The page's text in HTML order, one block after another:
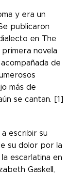
y era un
publicaron
en The
novela
de
más de
se cantan. [1]
a escribir su
su dolor por la
escarlatina en
Gaskell,